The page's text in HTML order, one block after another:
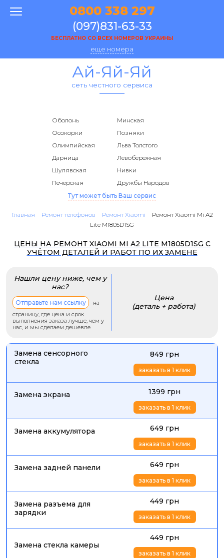
0800 338 297
(097)831-63-33
БЕСПЛАТНО СО ВСЕХ НОМЕРОВ УКРАИНЫ
еще номера
Ай-Яй-Яй
сеть честного сервиса
Оболонь
Минская
Осокорки
Позняки
Олимпийская
Льва Толстого
Дарница
Левобережная
Шулявская
Нивки
Печерская
Дружбы Народов
Тут может быть Ваш сервис
Главная Ремонт телефонов Ремонт Xiaomi
Ремонт Xiaomi Mi A2
Lite M1805D1SG
ЦЕНЫ НА РЕМОНТ XIAOMI MI A2 LITE M1805D1SG С
УЧЁТОМ ДЕТАЛЕЙ И РАБОТ ПО ИХ ЗАМЕНЕ
Нашли цену ниже, чем у
нас?
Отправьте нам ссылку
на
страницу, где цена и срок
выполнения заказа лучше, чем у
нас, и мы сделаем дешевле
Цена
(деталь + работа)
Замена сенсорного
стекла
849 грн
заказать в 1 клик
Замена экрана 1399 грн
заказать в 1 клик
Замена аккумулятора 649 грн
заказать в 1 клик
Замена задней панели 649 грн
заказать в 1 клик
Замена разъема для
зарядки
449 грн
заказать в 1 клик
Замена стекла камеры
449 грн
заказать в 1 клик